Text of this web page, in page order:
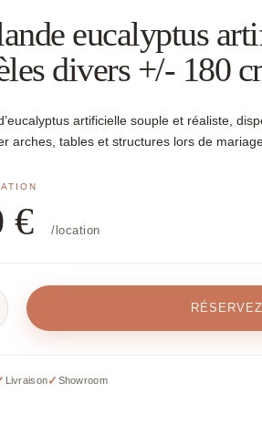
eucalyptus
divers +/- 180
artificielle souple et réaliste,
arches, tables et structures lors de
€ /location
RÉSERVEZ
Livraison✓ Showroom